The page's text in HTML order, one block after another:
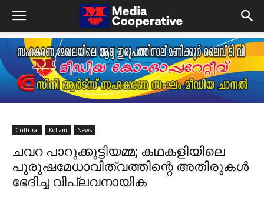
Cultural Kollam News
ചവറ പാറുക്കുട്ടിയമ്മ; കഥകളിയിലെ
പുരുഷമേധാവിത്വത്തിന്റെ അതിരുകൾ
ഭേദിച്ച വിപ്ലവനായിക